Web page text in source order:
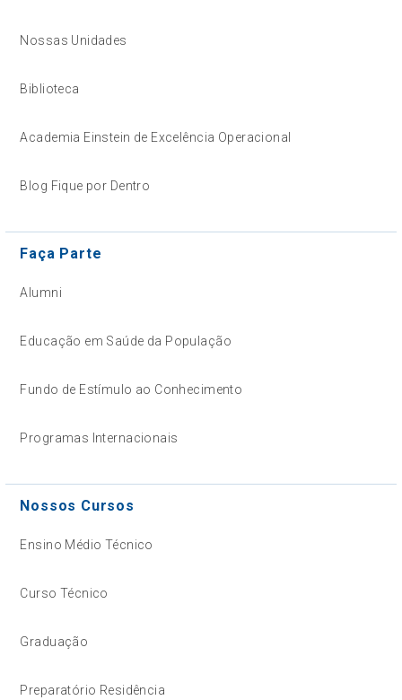
Nossas Unidades
Biblioteca
Academia Einstein de Excelência Operacional
Blog Fique por Dentro
Faça Parte
Alumni
Educação em Saúde da População
Fundo de Estímulo ao Conhecimento
Programas Internacionais
Nossos Cursos
Ensino Médio Técnico
Curso Técnico
Graduação
Preparatório Residência